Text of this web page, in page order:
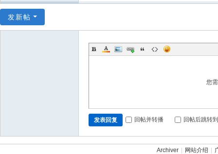
发新帖
您
发表回复 回帖并转播 回帖后跳转
Archiver 网站介绍